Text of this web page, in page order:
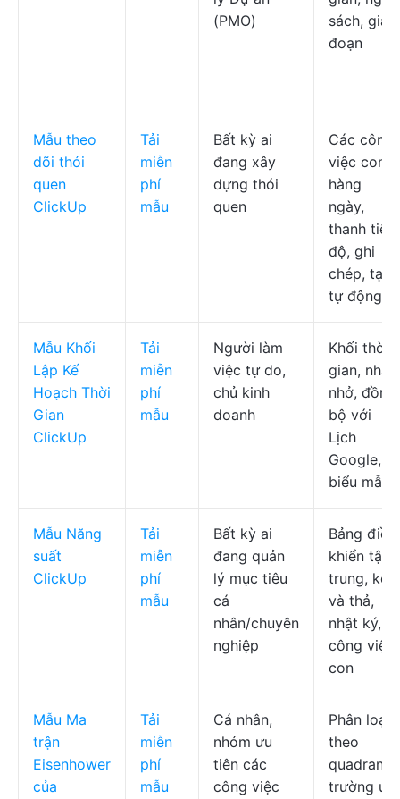
(PMO)
sách, giai
đoạn
Mẫu theo
dõi thói
quen
ClickUp
Tải
miễn
phí
mẫu
Bất kỳ ai
đang xây
dựng thói
quen
Các công
việc con
hàng
ngày,
thanh tiến
độ, ghi
chép, tạo
tự động
Mẫu Khối
Lập Kế
Hoạch Thời
Gian
ClickUp
Tải
miễn
phí
mẫu
Người làm
việc tự do,
chủ kinh
doanh
Khối thời
gian, nhắc
nhở, đồng
bộ với
Lịch
Google,
biểu mẫu
Mẫu Năng
suất
ClickUp
Tải
miễn
phí
mẫu
Bất kỳ ai
đang quản
lý mục tiêu
cá
nhân/chuyên
nghiệp
Bảng điều
khiển tập
trung, kéo
và thả,
nhật ký,
công việc
con
Mẫu Ma
trận
Eisenhower
của
Tải
miễn
phí
mẫu
Cá nhân,
nhóm ưu
tiên các
công việc
Phân loại
theo
quadrant,
trường ưu